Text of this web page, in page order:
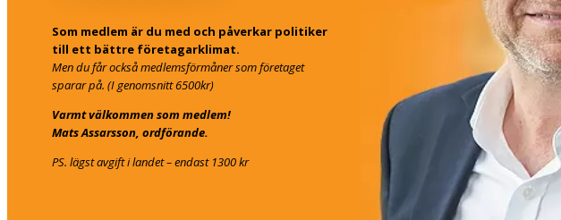
Som medlem är du med och påverkar politiker
till ett bättre företagarklimat.
Men du får också medlemsförmåner som företaget
sparar på. (I genomsnitt 6500kr)
Varmt välkommen som medlem!
Mats Assarsson, ordförande.
PS. lägst avgift i landet – endast 1300 kr